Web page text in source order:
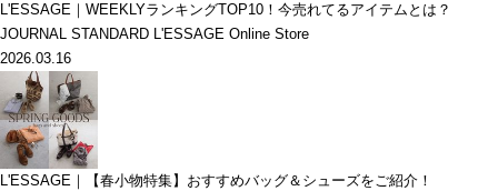
L'ESSAGE｜WEEKLYランキングTOP10！今売れてるアイテムとは？
JOURNAL STANDARD L'ESSAGE Online Store
2026.03.16
L'ESSAGE｜【春小物特集】おすすめバッグ＆シューズをご紹介！